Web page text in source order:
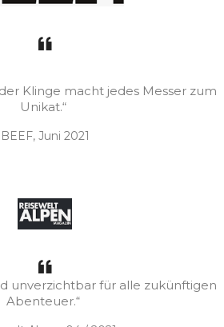
Klinge macht jedes Messer zum
Unikat.“
BEEF, Juni 2021
unverzichtbar für alle zukünftigen
Abenteuer.“